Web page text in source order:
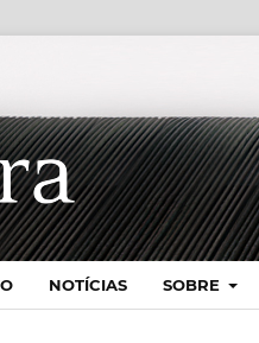
NOTÍCIAS SOBRE